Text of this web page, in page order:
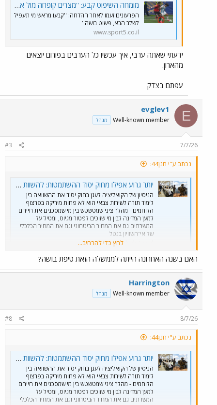
מומחה השיפוט קבע: ''מצרים קופחה מול ארגנטינה'' - ערוץ הספורט
הפרעונים זעמו לאחר ההדחה: ''קבעו מראש מי תעפיל
לשלב הבא, פשוט בושה''
www.sport5.co.il
ידעתי שאתה ערבי, איך עכשיו כל הערבים בפורום יוצאים
מהארון.
עפתם בצדק
E
evglev1
Well-known member מנהל
7/7/26
#3
נכתב ע"י חנן44:
יותר גרוע אפילו מחוק יסוד ההשתמטות: להשוות בין לימוד תורה לשירות צבאי | כלכליסט
הניסיון של הקואליציה לעגן בחוק יסוד את ההשוואה בין
לימוד תורה לשירות צבאי הוא לא פחות מיריקה בפרצוף
הלוחמים - מהלך ציני שמטשטש בין מי שמסכנים את חייהם
למען המדינה לבין מי שזוכים לפטור מגיוס, ומטיל על
המשרתים גם את המחיר הביטחוני וגם את המחיר הכלכלי
של אי־השוויון בנטל
www.calcalist.co.ilלחץ כדי להרחיב...
האם בשנה האחרונה הייתה לממשלה הזאת טיפת בושה?
Harrington
Well-known member מנהל
8/7/26
#8
נכתב ע"י חנן44:
יותר גרוע אפילו מחוק יסוד ההשתמטות: להשוות בין לימוד תורה לשירות צבאי | כלכליסט
הניסיון של הקואליציה לעגן בחוק יסוד את ההשוואה בין
לימוד תורה לשירות צבאי הוא לא פחות מיריקה בפרצוף
הלוחמים - מהלך ציני שמטשטש בין מי שמסכנים את חייהם
למען המדינה לבין מי שזוכים לפטור מגיוס, ומטיל על
המשרתים גם את המחיר הביטחוני וגם את המחיר הכלכלי